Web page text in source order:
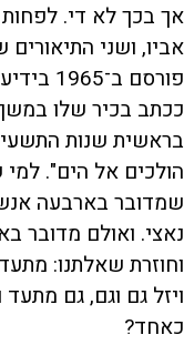
אך בכך לא די. לפחות
אביו, ושני
פורסם
בראשית שנות
הולכים אל הים".
שמדובר בארבעה
נאצי. ואולם מדובר
וחוזרת שאלתנו:
ויזל גם וגם, גם
כאחד?